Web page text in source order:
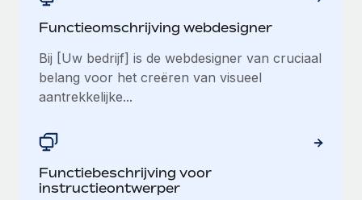
Functieomschrijving webdesigner
Bij [Uw bedrijf] is de webdesigner van cruciaal
belang voor het creëren van visueel
aantrekkelijke...
Functiebeschrijving voor
instructieontwerper